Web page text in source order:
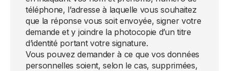
téléphone, l’adresse à laquelle vous souhaitez
que la réponse vous soit envoyée, signer votre
demande et y joindre la photocopie d’un titre
d’identité portant votre signature.
Vous pouvez demander à ce que vos données
personnelles soient, selon le cas, supprimées,